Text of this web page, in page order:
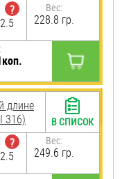
?
2.5
Вес:
228.8 гр.
длине
316)
?
2.5
Вес:
249.6 гр.
В СПИСОК